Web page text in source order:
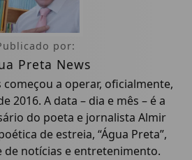
por:
Preta News
começou a operar, oficialmente,
2016. A data – dia e mês – é a
do poeta e jornalista Almir
de estreia, “Água Preta”,
de notícias e entretenimento.